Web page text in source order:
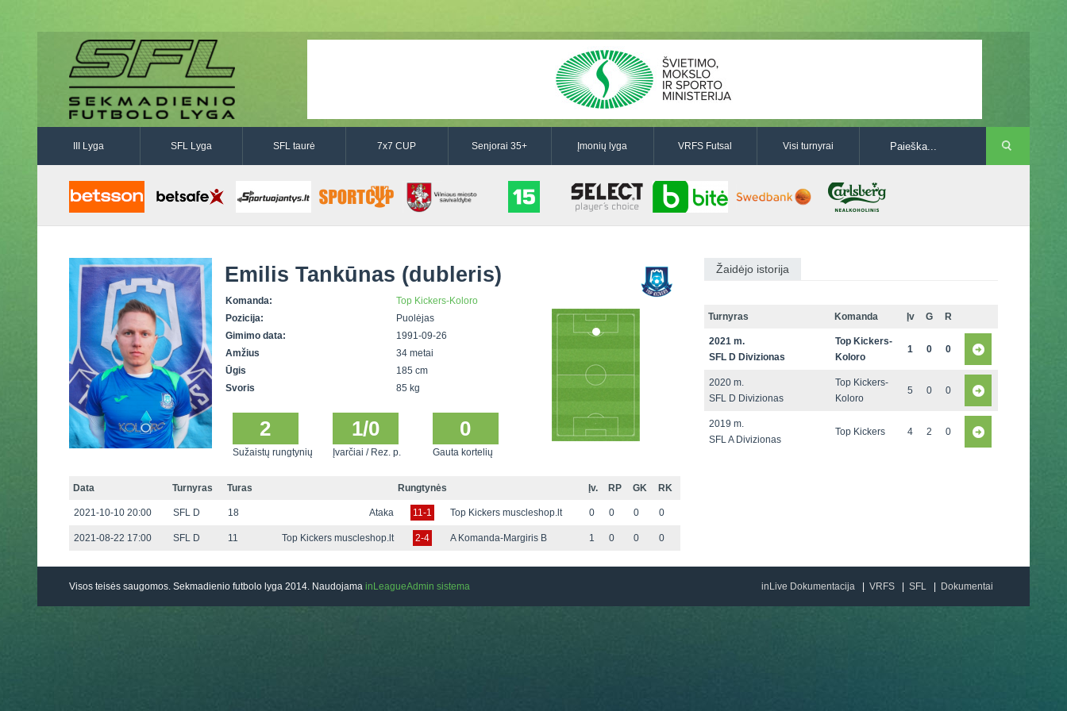
III Lyga SFL Lyga SFL taurė 7x7 CUP Senjorai 35+ Įmonių lyga VRFS Futsal Visi turnyrai
Emilis Tankūnas (dubleris)
Komanda:
Top Kickers-Koloro
Pozicija:
Puolėjas
Gimimo data:
1991-09-26
Amžius
34 metai
Ūgis
185 cm
Svoris
85 kg
2
Sužaistų rungtynių
1/0
Įvarčiai / Rez. p.
0
Gauta kortelių
Data Turnyras Turas Rungtynės Įv. RP GK RK
2021-10-10 20:00 SFL D 18 Ataka 11-1 Top Kickers muscleshop.lt 0 0 0 0
2021-08-22 17:00 SFL D 11 Top Kickers muscleshop.lt 2-4 A Komanda-Margiris B 1 0 0 0
Žaidėjo istorija
Turnyras Komanda Įv G R
2021 m.
SFL D Divizionas
Top Kickers-
Koloro
1 0 0
2020 m.
SFL D Divizionas
Top Kickers-
Koloro
5 0 0
2019 m.
SFL A Divizionas
Top Kickers 4 2 0
inLive Dokumentacija VRFS SFL Dokumentai
Visos teisės saugomos. Sekmadienio futbolo lyga 2014. Naudojama inLeagueAdmin sistema